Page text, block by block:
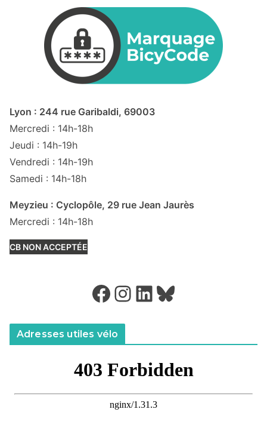
Lyon : 244 rue Garibaldi, 69003
Mercredi : 14h-18h
Jeudi : 14h-19h
Vendredi : 14h-19h
Samedi : 14h-18h
Meyzieu : Cyclopôle, 29 rue Jean Jaurès
Mercredi : 14h-18h
CB NON ACCEPTÉE
Facebook Instagram LinkedIn Bluesky
Adresses utiles vélo